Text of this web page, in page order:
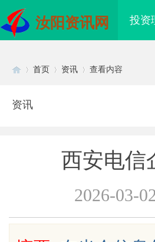
汝阳资讯网 投资
首页 资讯 查看内容
资讯
西安电信
2026-03-